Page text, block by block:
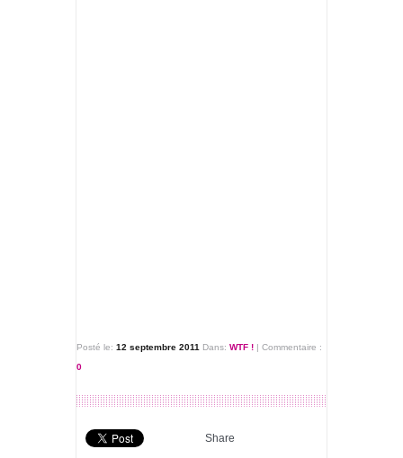
Posté le: 12 septembre 2011 Dans: WTF ! | Commentaire :
0
Share